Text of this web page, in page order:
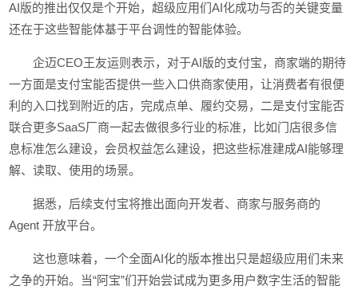
AI版的推出仅仅是个开始，超级应用们AI化成功与否的关键变量
还在于这些智能体基于平台调性的智能体验。
企迈CEO王友运则表示，对于AI版的支付宝，商家端的期待
一方面是支付宝能否提供一些入口供商家使用，让消费者有很便
利的入口找到附近的店，完成点单、履约交易，二是支付宝能否
联合更多SaaS厂商一起去做很多行业的标准，比如门店很多信
息标准怎么建设，会员权益怎么建设，把这些标准建成AI能够理
解、读取、使用的场景。
据悉，后续支付宝将推出面向开发者、商家与服务商的
Agent 开放平台。
这也意味着，一个全面AI化的版本推出只是超级应用们未来
之争的开始。当“阿宝”们开始尝试成为更多用户数字生活的智能